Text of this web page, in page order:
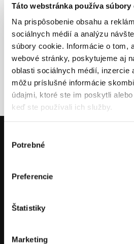
Táto webstránka používa súbory
Na prispôsobenie obsahu a
sociálnych médií a analýzu
súbory cookie. Informácie o tom,
webové stránky, poskytujeme aj
oblasti sociálnych médií, inzercie
môžu príslušné informácie
údajmi, ktoré ste im poskytli
keď ste používali ich služby.
súhlasu
Potrebné
Preferencie
Štatistiky
Marketing